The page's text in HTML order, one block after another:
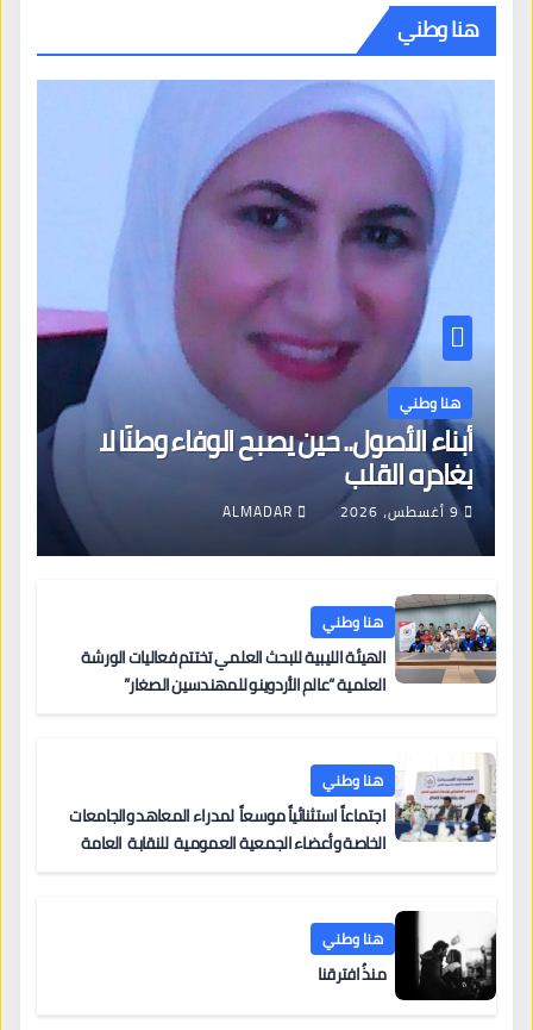
هنا وطني
هنا وطني
أبناء الأصول.. حين يصبح الوفاء وطنًا لا
يغادره القلب
9 أغسطس، 2026 ALMADAR
هنا وطني
الهيئة الليبية للبحث العلمي تختتم فعاليات الورشة
العلمية “عالم الأردوينو للمهندسين الصغار”
هنا وطني
اجتماعاً استثنائياً موسعاً لمدراء المعاهد والجامعات
الخاصة وأعضاء الجمعية العمومية للنقابة العامة
هنا وطني
منذُ افترقنا